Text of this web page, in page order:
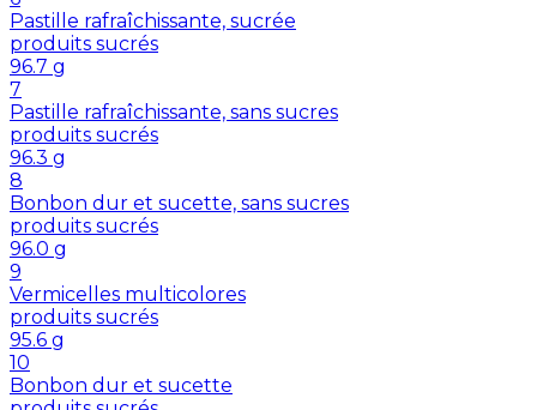
Pastille rafraîchissante, sucrée
produits sucrés
96.7 g
7
Pastille rafraîchissante, sans sucres
produits sucrés
96.3 g
8
Bonbon dur et sucette, sans sucres
produits sucrés
96.0 g
9
Vermicelles multicolores
produits sucrés
95.6 g
10
Bonbon dur et sucette